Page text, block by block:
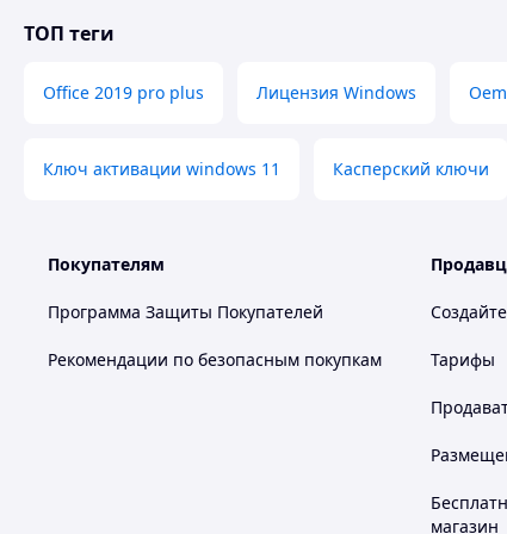
• Гарантия: 5 дней на успешную активацию
• Тип ключа: глобальный
После оплаты вы моментально получите ключ
Город и регион не имеют значения — ключ
Моментальная доставка.
ТОП теги
Office 2019 pro plus Лицензия Windows
Ключ активации windows 11 Касперский ключи
Покупателям
Программа Защиты Покупателей
Рекомендации по безопасным покупкам Тарифы
магазин